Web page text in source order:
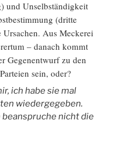
und Unselbständigkeit
(dritte
Aus Meckerei
– danach kommt
Gegenentwurf zu den
sein, oder?
ich habe sie mal
wiedergegeben.
nicht die